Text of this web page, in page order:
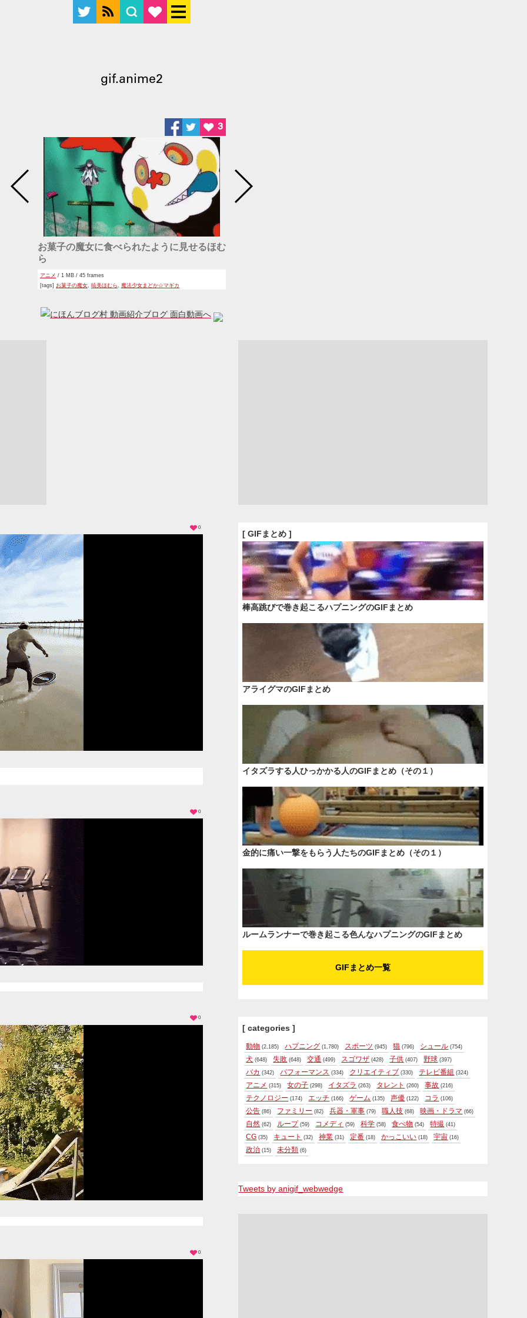
gif.anime2
お菓子の魔女に食べられたように見せるほむ
ら
アニメ / 1 MB / 45 frames
[tags] お菓子の魔女 暁美ほむら 魔法少女まどか☆マギカ
3
0
0
0
0
[ GIFまとめ ]
棒高跳びで巻き起こるハプニングのGIFまとめ
アライグマのGIFまとめ
イタズラする人ひっかかる人のGIFまとめ（その１）
金的に痛い一撃をもらう人たちのGIFまとめ（その１）
ルームランナーで巻き起こる色んなハプニングのGIFまとめ
GIFまとめ一覧
[ categories ]
動物 (2,185) ハプニング (1,780) スポーツ (945) 猫 (796) シュール (754)
犬 (648) 失敗 (648) 交通 (499) スゴワザ (428) 子供 (407) 野球 (397)
バカ (342) パフォーマンス (334) クリエイティブ (330) テレビ番組 (324)
アニメ (315) 女の子 (298) イタズラ (263) タレント (260) 事故 (216)
テクノロジー (174) エッチ (166) ゲーム (135) 声優 (122) コラ (106)
公告 (86) ファミリー (82) 兵器・軍事 (79) 職人技 (68) 映画・ドラマ (66)
自然 (62) ループ (59) コメディ (59) 科学 (58) 食べ物 (54) 特撮 (41)
CG (35) キュート (32) 神業 (31) 定番 (18) かっこいい (18) 宇宙 (16)
政治 (15) 未分類 (6)
Tweets by anigif_webwedge